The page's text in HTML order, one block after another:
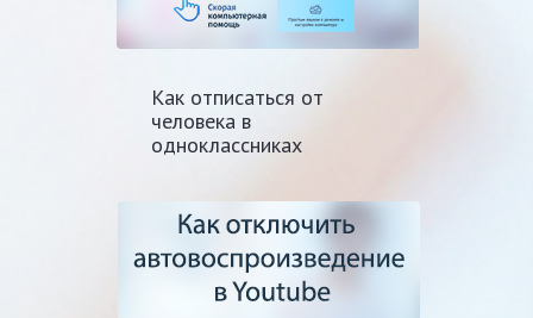
Как отписаться от
человека в
одноклассниках